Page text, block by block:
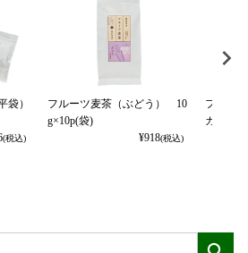
袋）
(税込)
フルーツ麦茶（ぶどう） 10
g×10p(袋)
¥918(税込)
フルー
カット